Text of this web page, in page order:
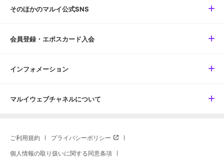
そのほかのマルイ公式SNS
会員登録・エポスカード入会
インフォメーション
マルイウェブチャネルについて
ご利用規約 プライバシーポリシー
個人情報の取り扱いに関する同意条項